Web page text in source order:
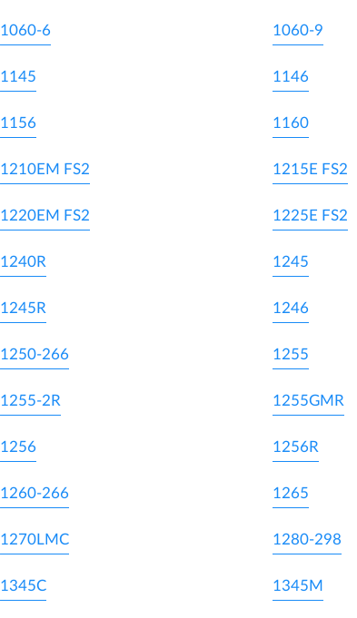
1060-6 1060-9
1145 1146
1156 1160
1210EM FS2 1215E FS2
1220EM FS2 1225E FS2
1240R 1245
1245R 1246
1250-266 1255
1255-2R 1255GMR
1256 1256R
1260-266 1265
1270LMC 1280-298
1345C 1345M